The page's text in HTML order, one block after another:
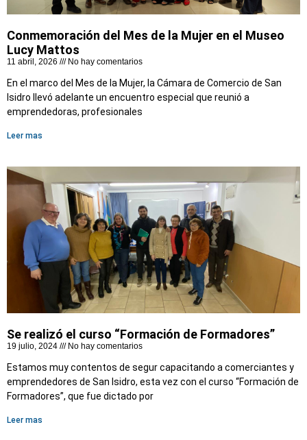
Conmemoración del Mes de la Mujer en el Museo
Lucy Mattos
11 abril, 2026 No hay comentarios
En el marco del Mes de la Mujer, la Cámara de Comercio de San
Isidro llevó adelante un encuentro especial que reunió a
emprendedoras, profesionales
Leer mas
Se realizó el curso “Formación de Formadores”
19 julio, 2024 No hay comentarios
Estamos muy contentos de segur capacitando a comerciantes y
emprendedores de San Isidro, esta vez con el curso “Formación de
Formadores”, que fue dictado por
Leer mas